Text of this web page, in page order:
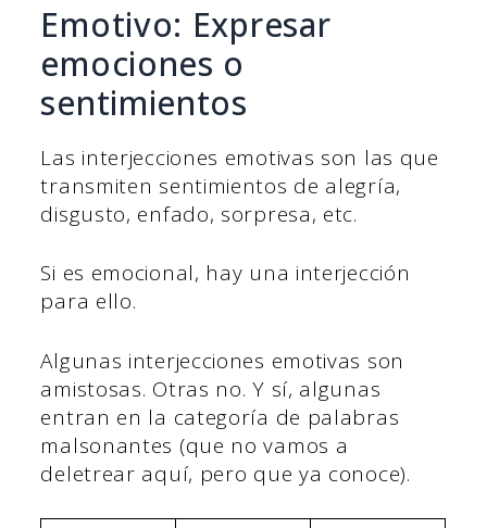
Emotivo: Expresar
emociones o
sentimientos
Las interjecciones emotivas son las que
transmiten sentimientos de alegría,
disgusto, enfado, sorpresa, etc.
Si es emocional, hay una interjección
para ello.
Algunas interjecciones emotivas son
amistosas. Otras no. Y sí, algunas
entran en la categoría de palabras
malsonantes (que no vamos a
deletrear aquí, pero que ya conoce).